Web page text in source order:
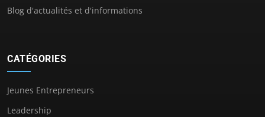
Blog d'actualités et d'informations
CATÉGORIES
Jeunes Entrepreneurs
Leadership